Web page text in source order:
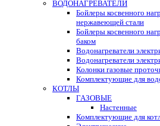
ВОДОНАГРЕВАТЕЛИ
Бойлеры косвенного
нержавеющей стали
Бойлеры косвенного
баком
Водонагреватели
Водонагреватели
Колонки газовые
Комплектующие для
КОТЛЫ
ГАЗОВЫЕ
Настенные
Комплектующие для